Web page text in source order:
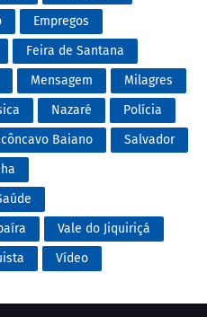
Empregos
Feira de Santana
Mensagem
Milagres
Nazaré
Polícia
Baiano
Salvador
Vale do Jiquiriçá
Vídeo